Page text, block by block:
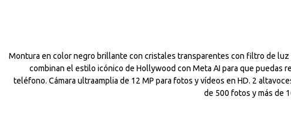
Montura en color negro brillante con cristales transparentes con filtro de
combinan el estilo icónico de Hollywood con Meta AI para que puedas
teléfono. Cámara ultraamplia de 12 MP para fotos y vídeos en HD. 2
de 500 fotos y más de